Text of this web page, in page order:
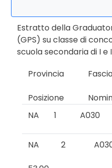
Estratto della
(GPS) su classe di
scuola secondaria di I e
Provincia
Posizione
NA
1 A030
NA 2